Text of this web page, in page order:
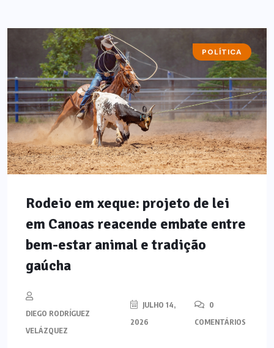
POLÍTICA
Rodeio em xeque: projeto de lei
em Canoas reacende embate entre
bem-estar animal e tradição
gaúcha
DIEGO RODRÍGUEZ
VELÁZQUEZ
JULHO 14,
2026
0
COMENTÁRIOS